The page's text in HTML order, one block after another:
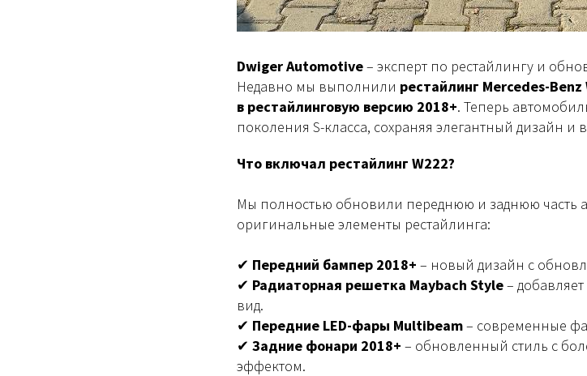
Dwiger Automotive– эксперт по рестайлингу и
Недавно мы выполнили рестайлинг Mercedes-Benz
в рестайлинговую версию 2018+. Теперь
поколения S-класса, сохраняя элегантный дизайн
Что включал рестайлинг W222?
Мы полностью обновили переднюю и заднюю часть
оригинальные элементы рестайлинга:
✔ Передний бампер 2018+ – новый дизайн с
✔ Радиаторная решетка Maybach Style–
вид.
✔ Передние LED-фары Multibeam– современные
✔ Задние фонари 2018+ – обновленный стиль с
эффектом.